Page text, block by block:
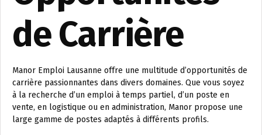
de Carrière
Manor Emploi Lausanne offre une multitude d’opportunités de
carrière passionnantes dans divers domaines. Que vous soyez
à la recherche d’un emploi à temps partiel, d’un poste en
vente, en logistique ou en administration, Manor propose une
large gamme de postes adaptés à différents profils.